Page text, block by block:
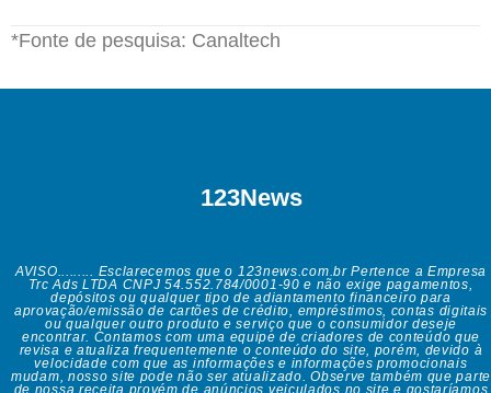
*Fonte de pesquisa: Canaltech
123News
AVISO......... Esclarecemos que o 123news.com.br Pertence a Empresa
Trc Ads LTDA CNPJ 54.552.784/0001-90 e não exige pagamentos,
depósitos ou qualquer tipo de adiantamento financeiro para
aprovação/emissão de cartões de crédito, empréstimos, contas digitais
ou qualquer outro produto e serviço que o consumidor deseje
encontrar. Contamos com uma equipe de criadores de conteúdo que
revisa e atualiza frequentemente o conteúdo do site, porém, devido à
velocidade com que as informações e informações promocionais
mudam, nosso site pode não ser atualizado. Observe também que parte
de nossa receita provém de anúncios veiculados no site e gostaríamos